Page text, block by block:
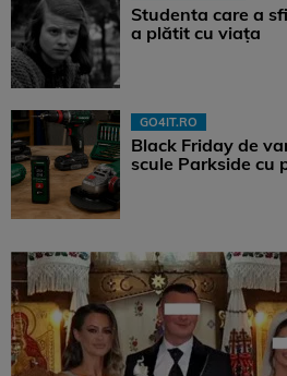
Studenta care a
a plătit cu viața
GO4IT.RO
Black Friday de
scule Parkside cu